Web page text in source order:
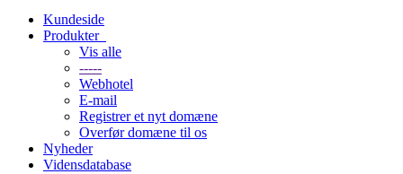
navigationKundeside
Produkter
Vis alle
-----
Webhotel
E-mail
Registrer et nyt domæne
Overfør domæne til os
Nyheder
Vidensdatabase